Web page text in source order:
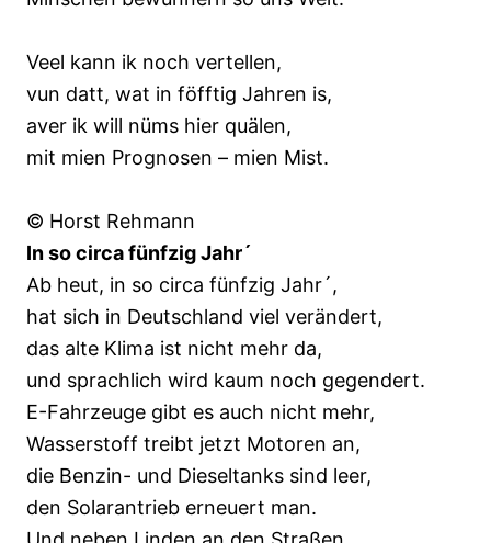
Veel kann ik noch vertellen,
vun datt, wat in föfftig Jahren is,
aver ik will nüms hier quälen,
mit mien Prognosen – mien Mist.
© Horst Rehmann
In so circa fünfzig Jahr´
Ab heut, in so circa fünfzig Jahr´,
hat sich in Deutschland viel verändert,
das alte Klima ist nicht mehr da,
und sprachlich wird kaum noch gegendert.
E-Fahrzeuge gibt es auch nicht mehr,
Wasserstoff treibt jetzt Motoren an,
die Benzin- und Dieseltanks sind leer,
den Solarantrieb erneuert man.